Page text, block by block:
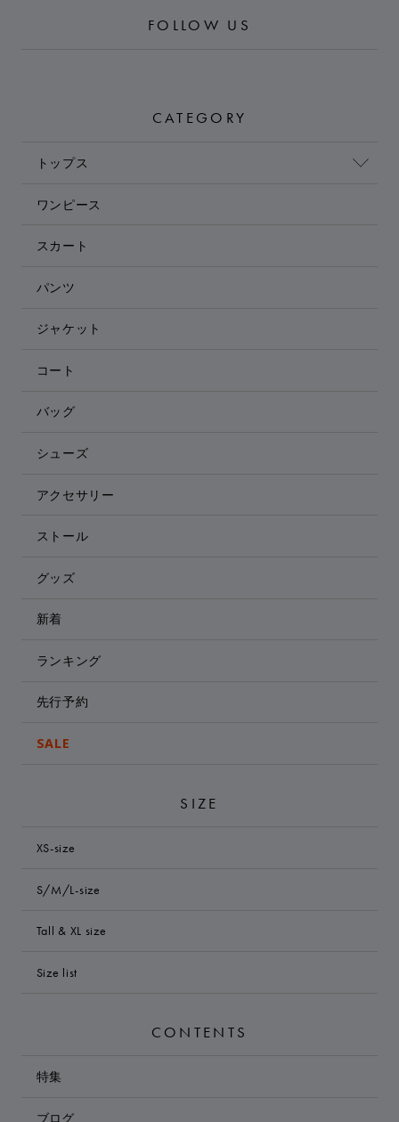
FOLLOW US
CATEGORY
トップス
ワンピース
スカート
パンツ
ジャケット
コート
バッグ
シューズ
アクセサリー
ストール
グッズ
新着
ランキング
先行予約
SALE
SIZE
XS-size
S/M/L-size
Tall & XL size
Size list
CONTENTS
特集
ブログ